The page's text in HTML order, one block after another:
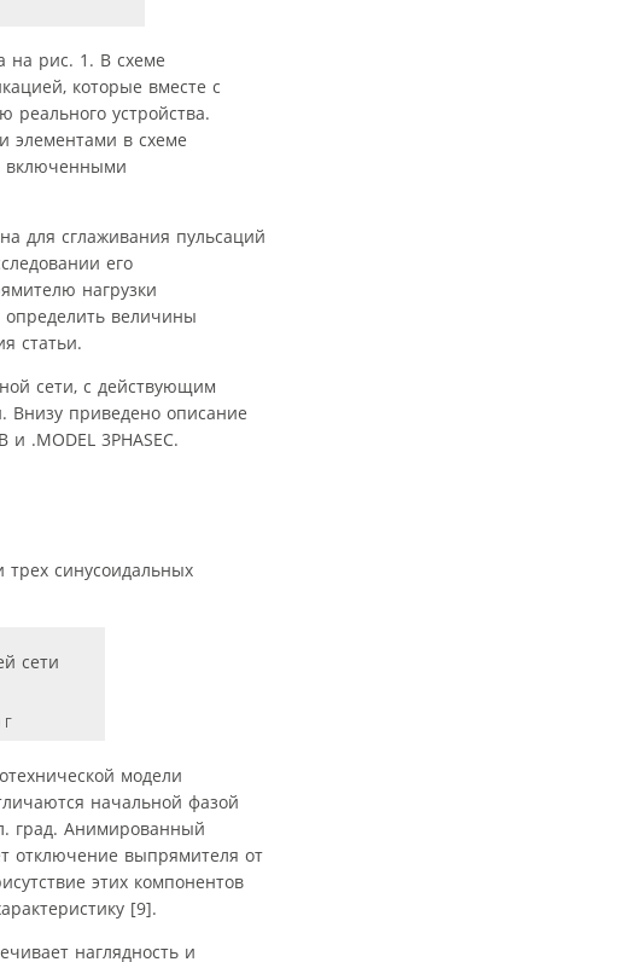
на рис. 1. В схеме
которые вместе с
реального устройства.
элементами в схеме
включенными
для сглаживания пульсаций
его
нагрузки
определить величины
статьи.
сети, с действующим
Внизу приведено описание
и .MODEL 3PHASEС.
синусоидальных
Г
модели
начальной фазой
град. Анимированный
отключение выпрямителя от
этих компонентов
[9].
наглядность и